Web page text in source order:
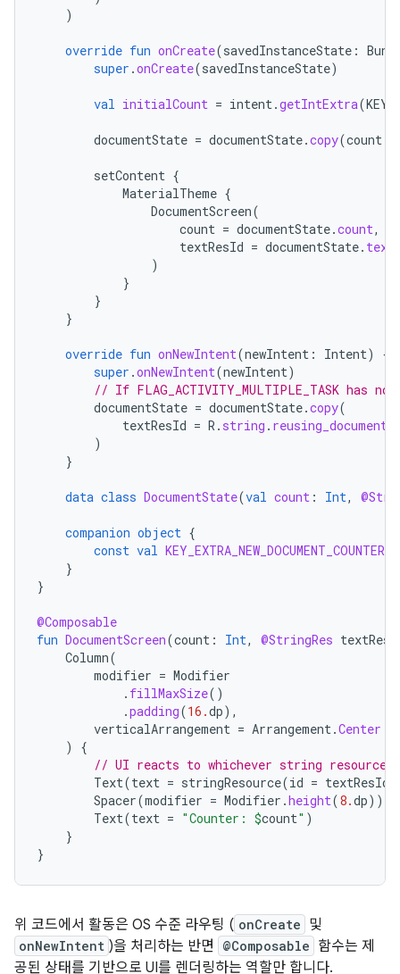
)
override fun onCreate(savedInstanceState :
super .onCreate(savedInstanceState)
val initialCount = intent .getIntExtra(
documentState = documentState.copy(count
setContent {
MaterialTheme {
DocumentScreen(
count = documentState.count,
textResId = documentState.
)
}
}
}
override fun onNewIntent(newIntent : Intent)
{
super .onNewIntent(newIntent)
// If FLAG_ACTIVITY_MULTIPLE_TASK
documentState = documentState.copy(
textResId = R . string .
)
}
data class DocumentState(val count : Int,
companion object {
const val KEY_EXTRA_NEW_DOCUMENT_COUNTER
}
}
@Composable
fun DocumentScreen(count : Int, @StringRes
Column(
modifier = Modifier
. fillMaxSize()
.padding(16.dp),
verticalArrangement = Arrangement .Center
)
{
// UI reacts to whichever string resource ID
Text(text = stringResource(id = textResId
Spacer(modifier = Modifier .height(8.dp))
Text(text = "Counter: $count" )
}
}
위 코드에서 활동은 OS 수준 라우팅 ( onCreate 및
onNewIntent )을 처리하는 반면 @Composable 함수는 제
공된 상태를 기반으로 UI를 렌더링하는 역할만 합니다.